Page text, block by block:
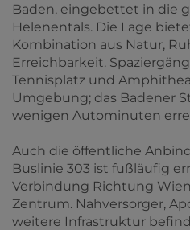
Baden, eingebettet in die
Helenentals. Die Lage
Kombination aus Natur,
Erreichbarkeit.
Tennisplatz und
Umgebung; das Badener
wenigen Autominuten
Auch die öffentliche
Buslinie 303 ist fußläufig
Verbindung Richtung
Zentrum. Nahversorger,
weitere Infrastruktur